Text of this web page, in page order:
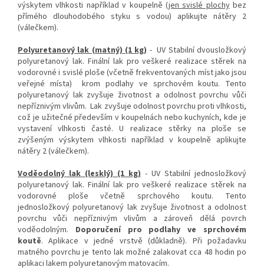
výskytem vlhkosti například v koupelně (jen svislé plochybez
přímého dlouhodobého styku s vodou) aplikujte nátěry 2
(válečkem).
Polyuretanový lak (matný) (1 kg) - UV Stabilní dvousložkový
polyuretanový lak. Finální lak pro veškeré realizace stěrek na
vodorovné i svislé ploše (včetně frekventovaných míst jako jsou
veřejné místa) krom podlahy ve sprchovém koutu. Tento
polyuretanový lak zvyšuje životnost a odolnost povrchu vůči
nepříznivým vlivům. Lak zvyšuje odolnost povrchu proti vlhkosti,
což je užitečné především v koupelnách nebo kuchyních, kde je
vystavení vlhkosti časté. U realizace stěrky na ploše se
zvýšeným výskytem vlhkosti například v koupelně aplikujte
nátěry 2 (válečkem).
Voděodolný lak (lesklý) (1 kg) - UV Stabilní jednosložkový
polyuretanový lak. Finální lak pro veškeré realizace stěrek na
vodorovné ploše včetně sprchového koutu. Tento
jednosložkový polyuretanový lak zvyšuje životnost a odolnost
povrchu vůči nepříznivým vlivům a zároveň dělá povrch
voděodolným. Doporučení pro podlahy ve sprchovém
koutě. Aplikace v jedné vrstvě (důkladně). Při požadavku
matného povrchu je tento lak možné zalakovat cca 48 hodin po
aplikaci lakem polyuretanovým matovacím.